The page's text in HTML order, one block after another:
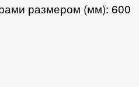
размером (мм): 600